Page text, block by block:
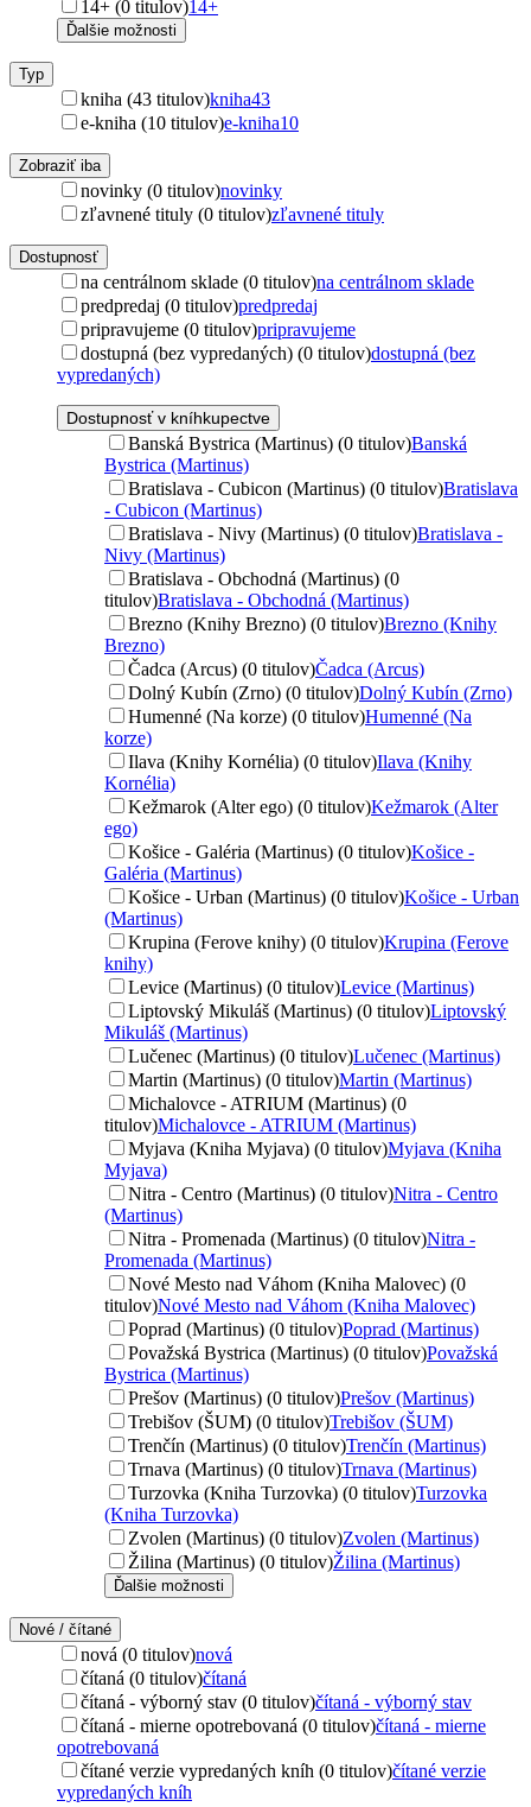
14+ (0 titulov)14+
Ďalšie možnosti
Typ
kniha (43 titulov)kniha43
e-kniha (10 titulov)e-kniha10
Zobraziť iba
novinky (0 titulov)novinky
zľavnené tituly (0 titulov)zľavnené tituly
Dostupnosť
na centrálnom sklade (0 titulov)na centrálnom sklade
predpredaj (0 titulov)predpredaj
pripravujeme (0 titulov)pripravujeme
dostupná (bez vypredaných) (0 titulov)dostupná (bez
vypredaných)
Dostupnosť v kníhkupectve
Banská Bystrica (Martinus) (0 titulov)Banská
Bystrica (Martinus)
Bratislava - Cubicon (Martinus) (0 titulov)Bratislava
- Cubicon (Martinus)
Bratislava - Nivy (Martinus) (0 titulov)Bratislava -
Nivy (Martinus)
Bratislava - Obchodná (Martinus) (0
titulov)Bratislava - Obchodná (Martinus)
Brezno (Knihy Brezno) (0 titulov)Brezno (Knihy
Brezno)
Čadca (Arcus) (0 titulov)Čadca (Arcus)
Dolný Kubín (Zrno) (0 titulov)Dolný Kubín (Zrno)
Humenné (Na korze) (0 titulov)Humenné (Na
korze)
Ilava (Knihy Kornélia) (0 titulov)Ilava (Knihy
Kornélia)
Kežmarok (Alter ego) (0 titulov)Kežmarok (Alter
ego)
Košice - Galéria (Martinus) (0 titulov)Košice -
Galéria (Martinus)
Košice - Urban (Martinus) (0 titulov)Košice - Urban
(Martinus)
Krupina (Ferove knihy) (0 titulov)Krupina (Ferove
knihy)
Levice (Martinus) (0 titulov)Levice (Martinus)
Liptovský Mikuláš (Martinus) (0 titulov)Liptovský
Mikuláš (Martinus)
Lučenec (Martinus) (0 titulov)Lučenec (Martinus)
Martin (Martinus) (0 titulov)Martin (Martinus)
Michalovce - ATRIUM (Martinus) (0
titulov)Michalovce - ATRIUM (Martinus)
Myjava (Kniha Myjava) (0 titulov)Myjava (Kniha
Myjava)
Nitra - Centro (Martinus) (0 titulov)Nitra - Centro
(Martinus)
Nitra - Promenada (Martinus) (0 titulov)Nitra -
Promenada (Martinus)
Nové Mesto nad Váhom (Kniha Malovec) (0
titulov)Nové Mesto nad Váhom (Kniha Malovec)
Poprad (Martinus) (0 titulov)Poprad (Martinus)
Považská Bystrica (Martinus) (0 titulov)Považská
Bystrica (Martinus)
Prešov (Martinus) (0 titulov)Prešov (Martinus)
Trebišov (ŠUM) (0 titulov)Trebišov (ŠUM)
Trenčín (Martinus) (0 titulov)Trenčín (Martinus)
Trnava (Martinus) (0 titulov)Trnava (Martinus)
Turzovka (Kniha Turzovka) (0 titulov)Turzovka
(Kniha Turzovka)
Zvolen (Martinus) (0 titulov)Zvolen (Martinus)
Žilina (Martinus) (0 titulov)Žilina (Martinus)
Ďalšie možnosti
Nové / čítané
nová (0 titulov)nová
čítaná (0 titulov)čítaná
čítaná - výborný stav (0 titulov)čítaná - výborný stav
čítaná - mierne opotrebovaná (0 titulov)čítaná - mierne
opotrebovaná
čítané verzie vypredaných kníh (0 titulov)čítané verzie
vypredaných kníh